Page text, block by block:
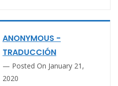
ANONYMOUS -
TRADUCCIÓN
Posted On January 21,
2020